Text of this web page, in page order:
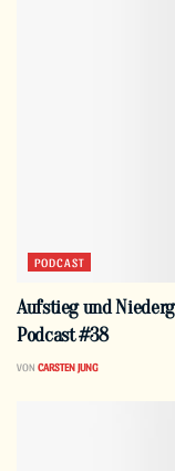
PODCAST
Aufstieg und
Podcast #38
VON CARSTEN JUNG